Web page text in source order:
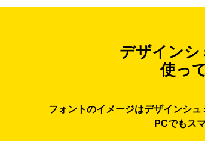
デザインシ
使っ
フォントのイメージはデザインシュ
PCでもス